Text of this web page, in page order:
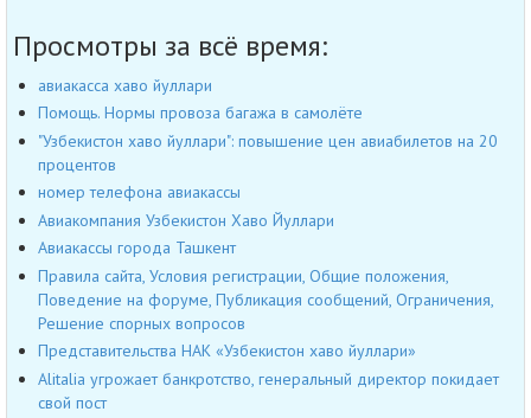
Просмотры за всё время:
авиакасса хаво йуллари
Помощь. Нормы провоза багажа в самолёте
"Узбекистон хаво йуллари": повышение цен авиабилетов на 20
процентов
номер телефона авиакассы
Авиакомпания Узбекистон Хаво Йуллари
Авиакассы города Ташкент
Правила сайта, Условия регистрации, Общие положения,
Поведение на форуме, Публикация сообщений, Ограничения,
Решение спорных вопросов
Представительства НАК «Узбекистон хаво йуллари»
Alitalia угрожает банкротство, генеральный директор покидает
свой пост